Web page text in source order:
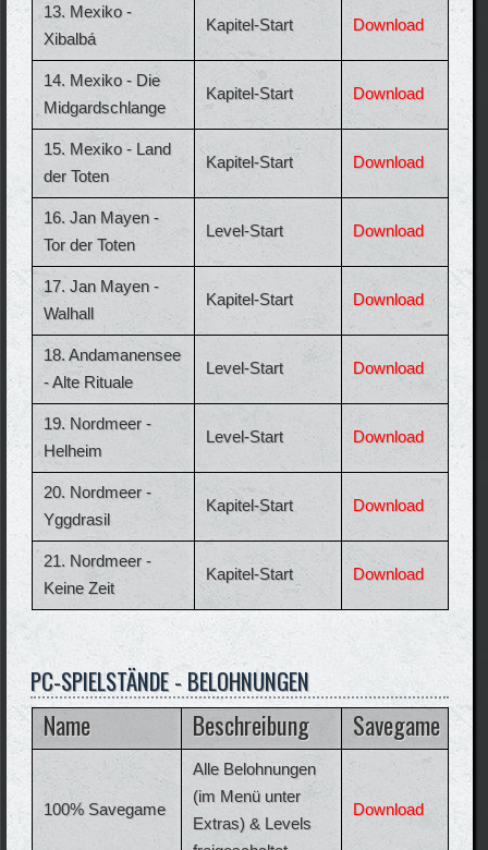
13. Mexiko -
Xibalbá
Kapitel-Start Download
14. Mexiko - Die
Midgardschlange
Kapitel-Start Download
15. Mexiko - Land
der Toten
Kapitel-Start Download
16. Jan Mayen -
Tor der Toten
Level-Start Download
17. Jan Mayen -
Walhall
Kapitel-Start Download
18. Andamanensee
- Alte Rituale
Level-Start Download
19. Nordmeer -
Helheim
Level-Start Download
20. Nordmeer -
Yggdrasil
Kapitel-Start Download
21. Nordmeer -
Keine Zeit
Kapitel-Start Download
PC-SPIELSTÄNDE - BELOHNUNGEN
Name Beschreibung Savegame
100% Savegame
Alle Belohnungen
(im Menü unter
Extras) & Levels
Download